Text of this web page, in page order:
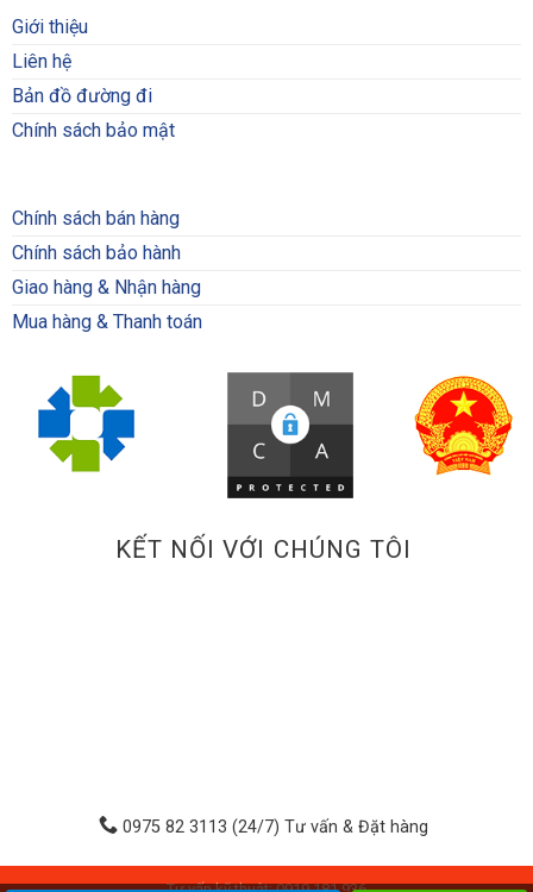
Giới thiệu
Liên hệ
Bản đồ đường đi
Chính sách bảo mật
Chính sách bán hàng
Chính sách bảo hành
Giao hàng & Nhận hàng
Mua hàng & Thanh toán
KẾT NỐI VỚI CHÚNG TÔI
0975 82 3113 (24/7) Tư vấn & Đặt hàng